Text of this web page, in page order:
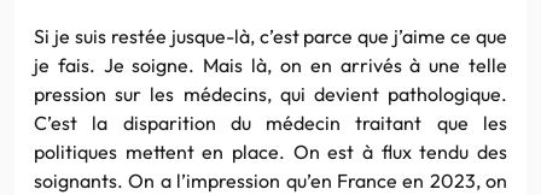
Si je suis restée jusque-là, c’est parce que j’aime ce que
je fais. Je soigne. Mais là, on en arrivés à une telle
pression sur les médecins, qui devient pathologique.
C’est la disparition du médecin traitant que les
politiques mettent en place. On est à flux tendu des
soignants. On a l’impression qu’en France en 2023, on